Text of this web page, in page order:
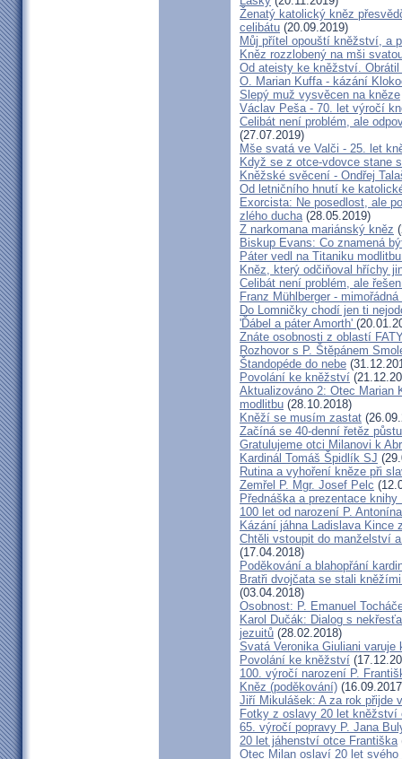
Ženatý katolický kněz
celibátu (20.09.2019)
Můj přítel opouští kněžství, a
Kněz rozzlobený na mši
Od ateisty ke kněžství.
O. Marian Kuffa - kázání
Slepý muž vysvěcen na kněze
Václav Peša - 70. let výročí
Celibát není problém, ale
(27.07.2019)
Mše svatá ve Valči - 25. let
Když se z otce-vdovce stane
Kněžské svěcení - Ondřej
Od letničního hnutí ke
Exorcista: Ne posedlost, ale
zlého ducha(28.05.2019)
Z narkomana mariánský kněz
Biskup Evans: Co znamená
Páter vedl na Titaniku
Kněz, který odčiňoval hříchy
Celibát není problém, ale
Franz Mühlberger -
Do Lomničky chodí jen ti
'Ďábel a páter Amorth'
Znáte osobnosti z oblastí
Rozhovor s P. Štěpánem
Štandopéde do nebe
Povolání ke kněžství
Aktualizováno 2: Otec Marian
modlitbu (28.10.2018)
Kněží se musím zastat
Začíná se 40-denní řetěz
Gratulujeme otci Milanovi k
Kardinál Tomáš Špidlík SJ
Rutina a vyhoření kněze při
Zemřel P. Mgr. Josef Pelc
Přednáška a prezentace
100 let od narození P.
Kázání jáhna Ladislava Kince
Chtěli vstoupit do manželství
(17.04.2018)
Poděkování a blahopřání
Bratři dvojčata se stali
(03.04.2018)
Osobnost: P. Emanuel
Karol Dučák: Dialog s
jezuitů (28.02.2018)
Svatá Veronika Giuliani varuje
Povolání ke kněžství
100. výročí narození P.
Kněz (poděkování)
Jiří Mikulášek: A za rok přijde
Fotky z oslavy 20 let kněžství
65. výročí popravy P. Jana
20 let jáhenství otce Františka
Otec Milan oslaví 20 let